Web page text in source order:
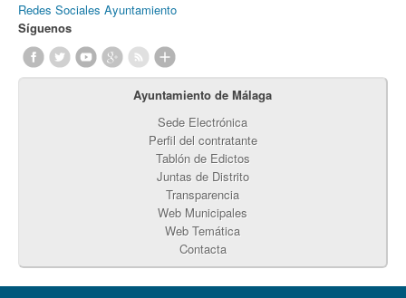
Redes Sociales Ayuntamiento
Síguenos
Ayuntamiento de Málaga
Sede Electrónica
Perfil del contratante
Tablón de Edictos
Juntas de Distrito
Transparencia
Web Municipales
Web Temática
Contacta